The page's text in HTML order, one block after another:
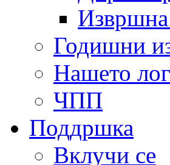
Извршна
Годишни
Нашето
ЧПП
Поддршка
Вклучи се